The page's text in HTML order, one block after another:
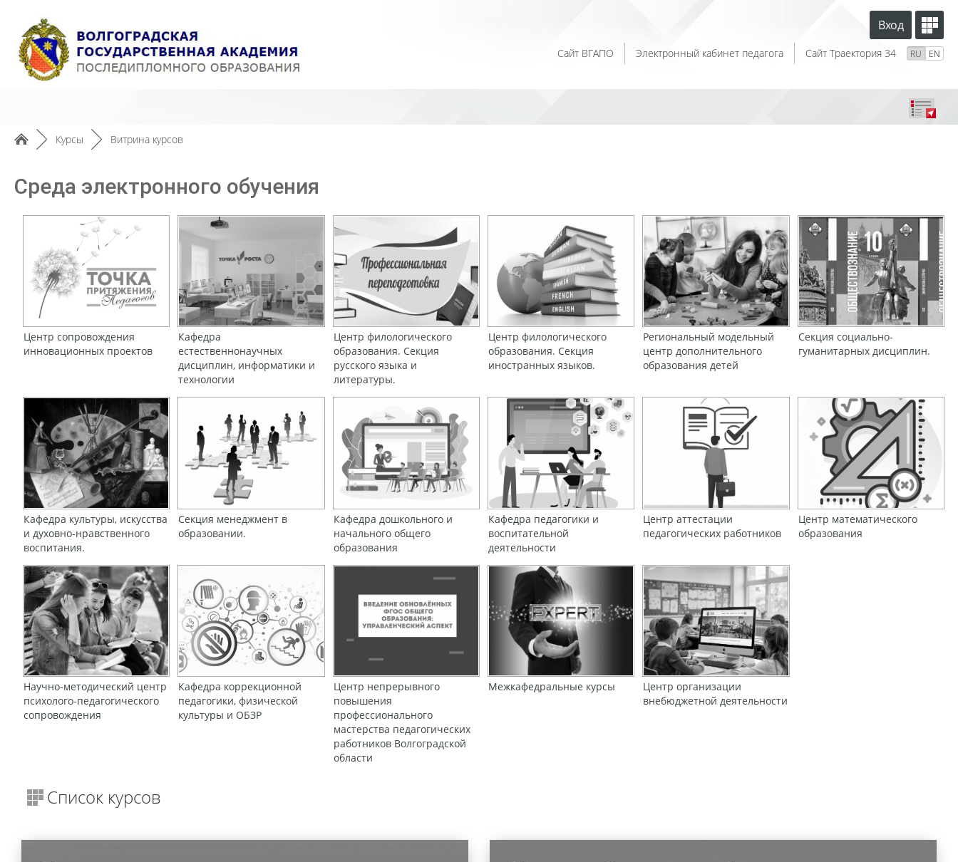
Вход
Сайт ВГАПО Электронный кабинет педагога Сайт Траектория 34 RU EN
► Курсы ► Витрина курсов
Среда электронного обучения
Центр сопровождения
инновационных проектов
Кафедра
естественнонаучных
дисциплин, информатики и
технологии
Центр филологического
образования. Секция
русского языка и
литературы.
Центр филологического
образования. Секция
иностранных языков.
Региональный модельный
центр дополнительного
образования детей
Секция социально-
гуманитарных дисциплин.
Кафедра культуры, искусства
и духовно-нравственного
воспитания.
Секция менеджмент в
образовании.
Кафедра дошкольного и
начального общего
образования
Кафедра педагогики и
воспитательной
деятельности
Центр аттестации
педагогических работников
Центр математического
образования
Научно-методический центр
психолого-педагогического
сопровождения
Кафедра коррекционной
педагогики, физической
культуры и ОБЗР
Центр непрерывного
повышения
профессионального
мастерства педагогических
работников Волгоградской
области
Межкафедральные курсы
Центр организации
внебюджетной деятельности
Список курсов